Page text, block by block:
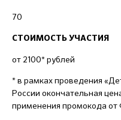
70
СТОИМОСТЬ УЧАСТИЯ
от 2100* рублей
* в рамках проведения
России окончательная
применения промокода от